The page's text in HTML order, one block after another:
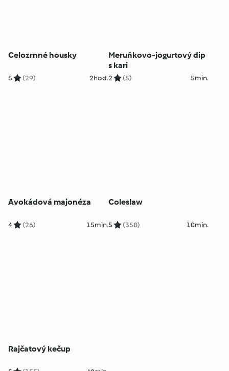
Celozrnné housky
5 (29) 2hod.
Meruňkovo-jogurtový dip
s kari
2 (5) 5min.
Avokádová majonéza
4 (26) 15min.
Coleslaw
5 (358) 10min.
Rajčatový kečup